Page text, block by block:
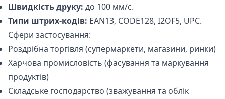
Швидкість друку: до 100 мм/с.
Типи штрих-кодів: EAN13, CODE128, I2OF5, UPC.
Сфери застосування:
Роздрібна торгівля (супермаркети, магазини, ринки)
Харчова промисловість (фасування та маркування
продуктів)
Складське господарство (зважування та облік